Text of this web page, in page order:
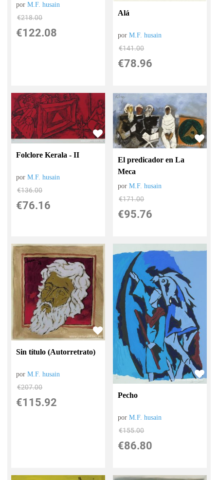
porM.F. husain
€218.00
€122.08
Alá
porM.F. husain
€141.00
€78.96
Folclore Kerala - II
porM.F. husain
€136.00
€76.16
El predicador en La
Meca
porM.F. husain
€171.00
€95.76
Sin título (Autorretrato)
porM.F. husain
€207.00
€115.92
Pecho
porM.F. husain
€155.00
€86.80